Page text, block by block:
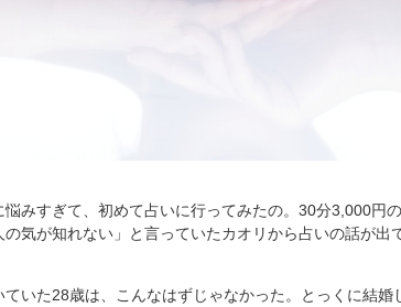
悩みすぎて、初めて占いに行ってみたの。 30分3,000円
気が知れない」と言っていたカオリから占いの話が出
ていた28歳は、こんなはずじゃなかった。とっくに結婚